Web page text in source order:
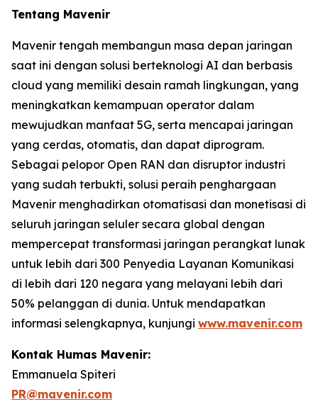
Tentang Mavenir
Mavenir tengah membangun masa depan jaringan
saat ini dengan solusi berteknologi AI dan berbasis
cloud yang memiliki desain ramah lingkungan, yang
meningkatkan kemampuan operator dalam
mewujudkan manfaat 5G, serta mencapai jaringan
yang cerdas, otomatis, dan dapat diprogram.
Sebagai pelopor Open RAN dan disruptor industri
yang sudah terbukti, solusi peraih penghargaan
Mavenir menghadirkan otomatisasi dan monetisasi di
seluruh jaringan seluler secara global dengan
mempercepat transformasi jaringan perangkat lunak
untuk lebih dari 300 Penyedia Layanan Komunikasi
di lebih dari 120 negara yang melayani lebih dari
50% pelanggan di dunia. Untuk mendapatkan
informasi selengkapnya, kunjungi www.mavenir.com
Kontak Humas Mavenir:
Emmanuela Spiteri
PR@mavenir.com